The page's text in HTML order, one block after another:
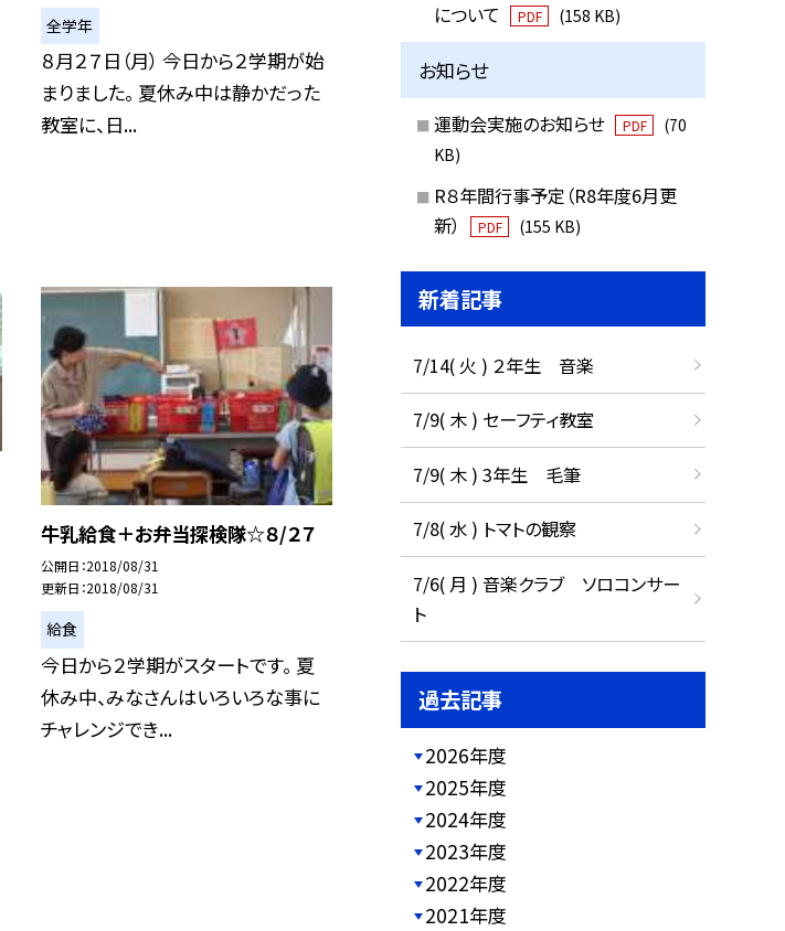
全学年
８月２７日（月） 今日から２学期が始
まりました。 夏休み中は静かだった
教室に、日...
牛乳給食＋お弁当探検隊☆８/２７
公開日 2018/08/31
更新日 2018/08/31
給食
今日から２学期がスタートです。 夏
休み中、みなさんはいろいろな事に
チャレンジでき...
について
PDF (158 KB)
お知らせ
運動会実施のお知らせ PDF
(70
KB)
R８年間行事予定（R8年度6月更
新）
PDF (155 KB)
新着記事
7/14( 火 ) ２年生 音楽
7/9( 木 ) セーフティ教室
7/9( 木 ) 3年生 毛筆
7/8( 水 ) トマトの観察
7/6( 月 ) 音楽クラブ ソロコンサー
ト
過去記事
2026年度
2025年度
2024年度
2023年度
2022年度
2021年度